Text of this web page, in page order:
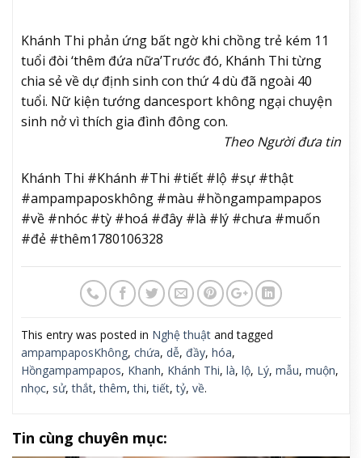
Khánh Thi phản ứng bất ngờ khi chồng trẻ kém 11
tuổi đòi ‘thêm đứa nữa’Trước đó, Khánh Thi từng
chia sẻ về dự định sinh con thứ 4 dù đã ngoài 40
tuổi. Nữ kiện tướng dancesport không ngại chuyện
sinh nở vì thích gia đình đông con.
Theo Người đưa tin
Khánh Thi #Khánh #Thi #tiết #lộ #sự #thật
#ampampaposkhông #màu #hồngampampapos
#về #nhóc #tỳ #hoá #đây #là #lý #chưa #muốn
#đẻ #thêm1780106328
This entry was posted in Nghệ thuật and tagged
ampampaposKhông, chứa, dễ, đầy, hóa,
Hồngampampapos, Khanh, Khánh Thi, là, lộ, Lý, mẫu, muộn,
nhọc, sử,thắt,thêm,thi,tiết,tỷ, về.
Tin cùng chuyên mục: